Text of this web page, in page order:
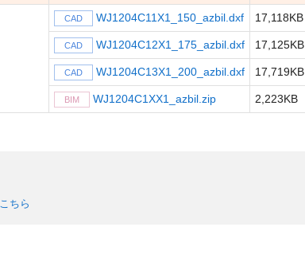
CAD WJ1204C11X1_150_azbil.dxf 17,118KB
CAD WJ1204C12X1_175_azbil.dxf 17,125KB
CAD WJ1204C13X1_200_azbil.dxf 17,719KB
BIM WJ1204C1XX1_azbil.zip 2,223KB
ちら